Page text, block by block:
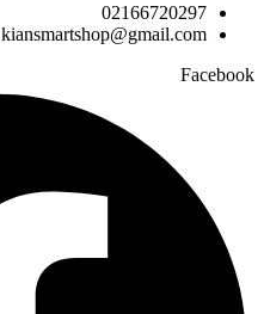
02166720297
kiansmartshop@gmail.com
Facebook